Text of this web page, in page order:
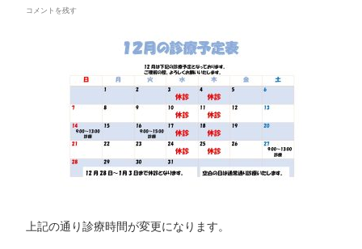
コメントを残す
上記の通り診療時間が変更になります。